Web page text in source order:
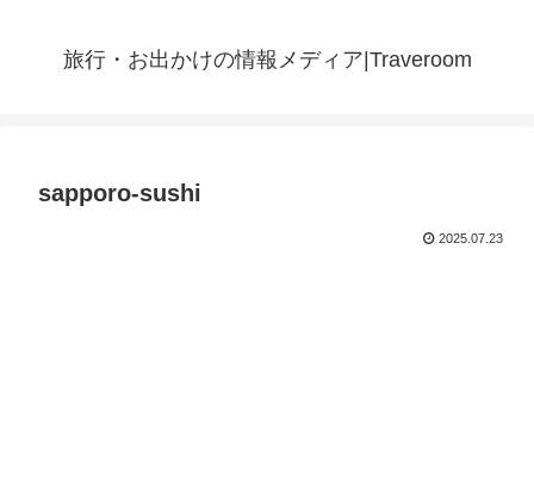
旅行・お出かけの情報メディア|Traveroom
sapporo-sushi
2025.07.23